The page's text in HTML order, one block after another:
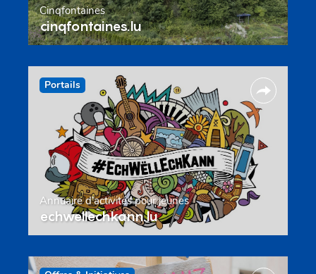
Cinqfontaines
cinqfontaines.lu
Portails
Annuaire d’activités pour jeunes
echwellechkann.lu